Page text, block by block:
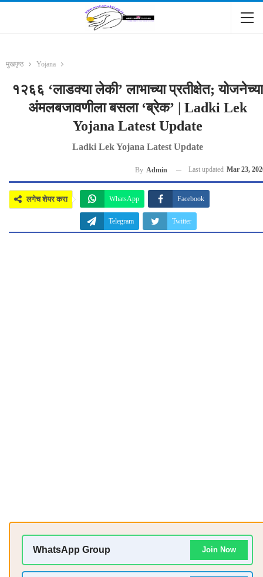
मुखपृष्ठ Yojana
१२६६ ‘लाडक्या लेकी’ लाभाच्या प्रतीक्षेत; योजनेच्या
अंमलबजावणीला बसला ‘ब्रेक’ | Ladki Lek
Yojana Latest Update
Ladki Lek Yojana Latest Update
By Admin Last updated Mar 23,
लगेच शेयर करा WhatsApp Facebook
Telegram Twitter
WhatsApp Group Join Now